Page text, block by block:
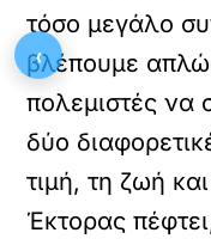
τόσο μεγάλο
βλέπουμε
πολεμιστές να
δύο
τιμή, τη ζωή
Έκτορας
‹